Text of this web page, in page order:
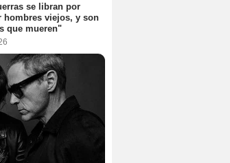
se libran por
hombres viejos, y son
que mueren"